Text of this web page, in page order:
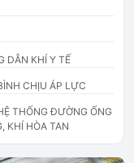
DẪN KHÍ Y TẾ
CHỊU ÁP LỰC
THỐNG ĐƯỜNG ỐNG
KHÍ HÒA TAN